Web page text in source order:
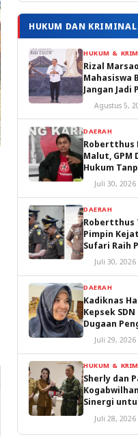
HUKUM DAN KRIMINAL
HUKUM &
Rizal
Mahasiswa
Jangan Jadi
Jadilah
Depan
Agustus 5,
DAERAH
Robertthus
Malut, GPM
Hukum
Juli 30, 2026
DAERAH
Robertthus
Pimpin
Sufari Raih
Kejaksaan
Juli 30, 2026
DAERAH
Kadiknas
Kepsek SDN
Dugaan
Diproses
Juli 29, 2026
HUKUM &
Sherly dan
Sinergi
Juli 28, 2026